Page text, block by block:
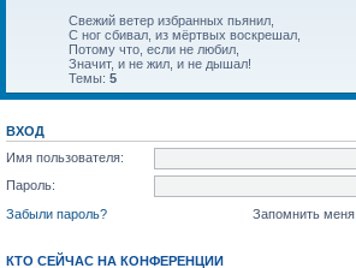
Свежий ветер избранных пьянил,
С ног сбивал, из мёртвых воскрешал,
Потому что, если не любил,
Значит, и не жил, и не дышал!
Темы: 5
ВХОД
Имя пользователя:
Пароль:
Забыли пароль?
Запомнить меня
КТО СЕЙЧАС НА КОНФЕРЕНЦИИ